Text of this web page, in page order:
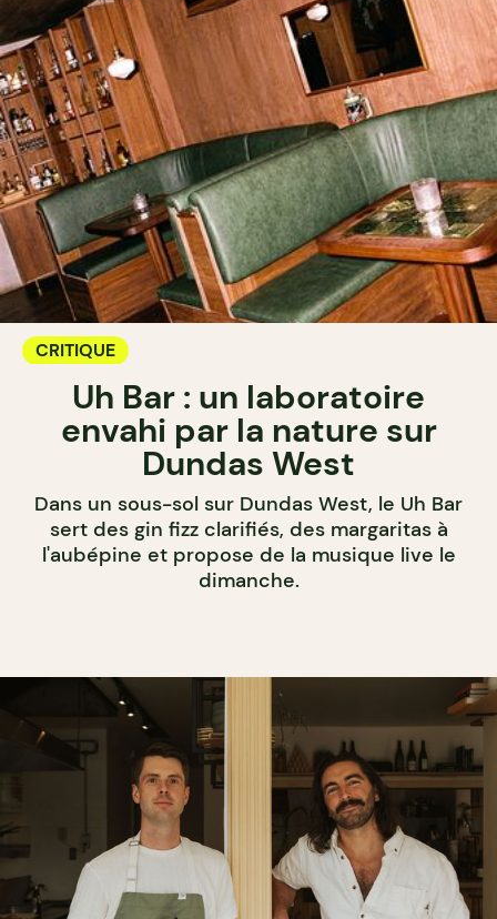
CRITIQUE
Uh Bar : un laboratoire
envahi par la nature sur
Dundas West
Dans un sous-sol sur Dundas West, le Uh Bar
sert des gin fizz clarifiés, des margaritas à
l'aubépine et propose de la musique live le
dimanche.